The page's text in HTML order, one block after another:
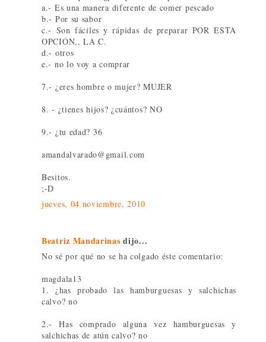
a.- Es una manera diferente de comer pescado
b.- Por su sabor
c.- Son fáciles y rápidas de preparar POR ESTA
OPCIÓN,, LA C.
d.- otros
e.- no lo voy a comprar
7.- ¿eres hombre o mujer? MUJER
8. - ¿tienes hijos? ¿cuántos? NO
9.- ¿tu edad? 36
amandalvarado@gmail.com
Besitos.
;-D
jueves, 04 noviembre, 2010
Beatriz Mandarinas dijo...
No sé por qué no se ha colgado éste comentario:
magdala13
1. ¿has probado las hamburguesas y salchichas
calvo? no
2.- Has comprado alguna vez hamburguesas y
salchichas de atún calvo? no